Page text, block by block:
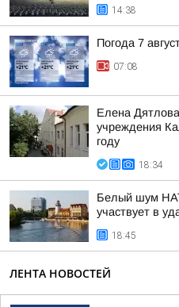
14:38
Погода 7
07:08
Елена
учреждения
году
18:34
Белый шум
участвует в
18:45
ЛЕНТА НОВОСТЕЙ